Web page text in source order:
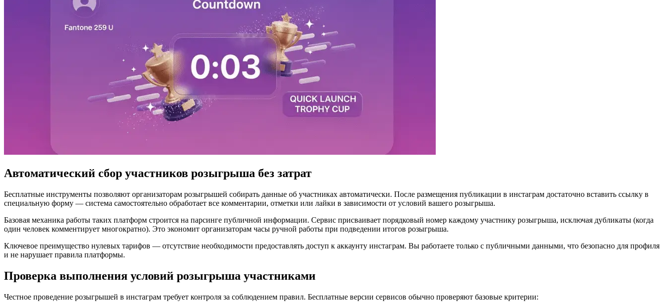
Автоматический сбор участников розыгрыша без затрат
Бесплатные инструменты позволяют организаторам розыгрышей собирать данные об участниках автоматически. После размещения публикации в инстаграм достаточно вставить ссылку в
специальную форму — система самостоятельно обработает все комментарии, отметки или лайки в зависимости от условий вашего розыгрыша.
Базовая механика работы таких платформ строится на парсинге публичной информации. Сервис присваивает порядковый номер каждому участнику розыгрыша, исключая дубликаты (когда
один человек комментирует многократно). Это экономит организаторам часы ручной работы при подведении итогов розыгрыша.
Ключевое преимущество нулевых тарифов — отсутствие необходимости предоставлять доступ к аккаунту инстаграм. Вы работаете только с публичными данными, что безопасно для профиля
и не нарушает правила платформы.
Проверка выполнения условий розыгрыша участниками
Честное проведение розыгрышей в инстаграм требует контроля за соблюдением правил. Бесплатные версии сервисов обычно проверяют базовые критерии: